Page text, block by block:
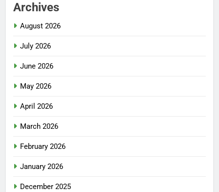
Archives
August 2026
July 2026
June 2026
May 2026
April 2026
March 2026
February 2026
January 2026
December 2025